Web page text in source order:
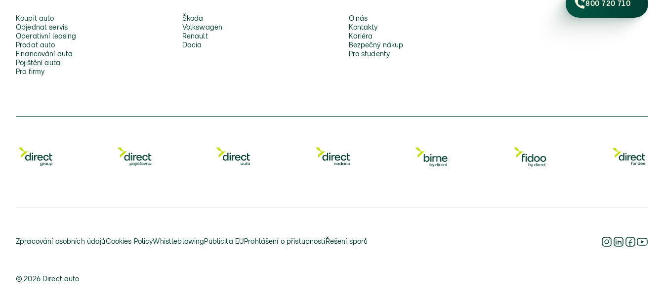
Koupit auto
Objednat servis
Operativní leasing
Prodat auto
Financování auta
Pojištění auta
Pro firmy
Škoda
Volkswagen
Renault
Dacia
O nás
Kontakty
Kariéra
Bezpečný nákup
Pro studenty
800 720 710
Zpracování osobních údajůCookies PolicyWhistleblowing Publicita EU Prohlášení o přístupnosti Řešení sporů
© 2026 Direct auto